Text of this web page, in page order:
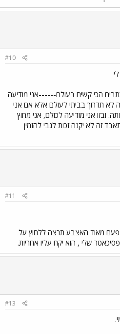
#10
הכי קשים בעולם------אני מודיעה
לא תדרוך בביתי לעולם אלא אם אני
ובזו אני מודיעה לכולם, אני מחוץ
זה לא יקנה זכות לגבי להזמין
#11
פעם מאוד האצבע תרצה ללחוץ על
שלי , הוא יקח עליו אחריות.
#13